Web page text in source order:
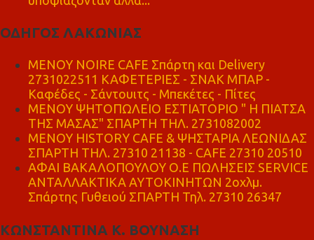
ΟΔΗΓΟΣ ΛΑΚΩΝΙΑΣ
MENOY NOIRE CAFE Σπάρτη και Delivery
2731022511 ΚΑΦΕΤΕΡΙΕΣ - ΣΝΑΚ ΜΠΑΡ -
Καφέδες - Σάντουιτς - Μπεκέτες - Πίτες
ΜΕΝΟΥ ΨΗΤΟΠΩΛΕΙΟ ΕΣΤΙΑΤΟΡΙΟ " Η ΠΙΑΤΣΑ
ΤΗΣ ΜΑΣΑΣ" ΣΠΑΡΤΗ ΤΗΛ. 2731082002
ΜΕΝΟΥ HISTORY CAFE & ΨΗΣΤΑΡΙΑ ΛΕΩΝΙΔΑΣ
ΣΠΑΡΤΗ ΤΗΛ. 27310 21138 - CAFE 27310 20510
ΑΦΑΙ ΒΑΚΑΛΟΠΟΥΛΟΥ Ο.Ε ΠΩΛΗΣΕΙΣ SERVICE
ΑΝΤΑΛΛΑΚΤΙΚΑ ΑΥΤΟΚΙΝΗΤΩΝ 2οχλμ.
Σπάρτης Γυθειού ΣΠΑΡΤΗ Τηλ. 27310 26347
ΚΩΝΣΤΑΝΤΙΝΑ Κ. ΒΟΥΝΑΣΗ